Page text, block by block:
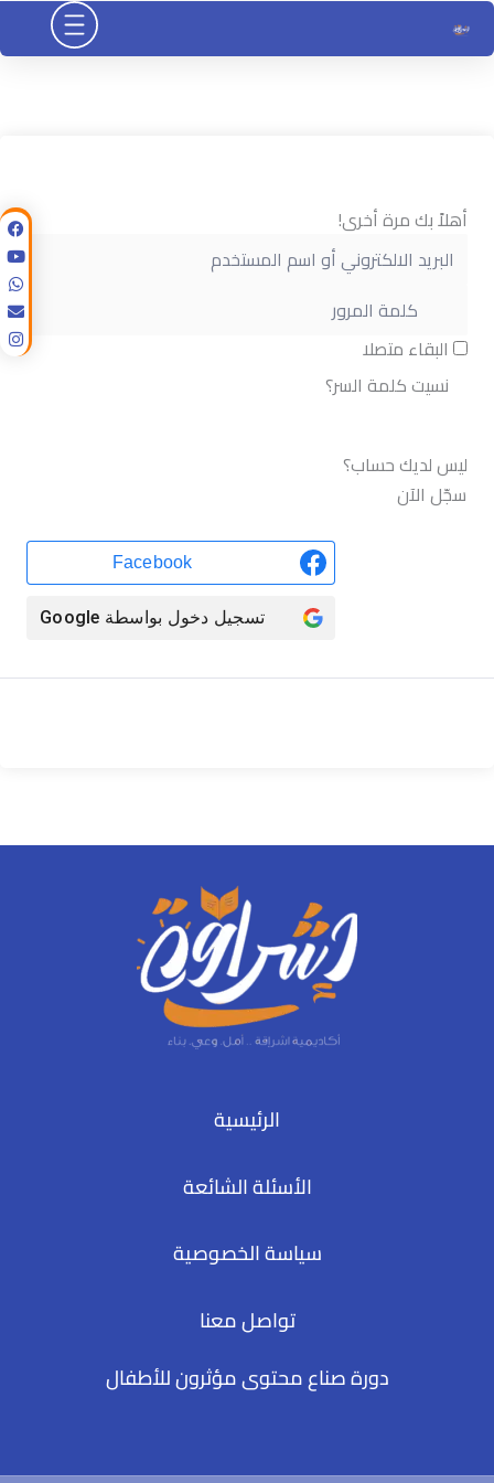
تخطي
المحتوى
أهلاً بك مرة أخرى!
البقاء متصلا
نسيت كلمة السر؟
ليس لديك حساب؟
سجّل الآن
Facebook
تسجيل دخول بواسطة Google
الرئيسية
الأسئلة الشائعة
سياسة الخصوصية
تواصل معنا
دورة صناع محتوى مؤثرون للأطفال